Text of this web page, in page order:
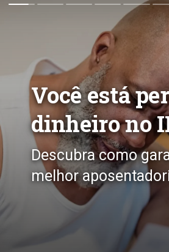
Você está
dinheiro no
Descubra como
melhor